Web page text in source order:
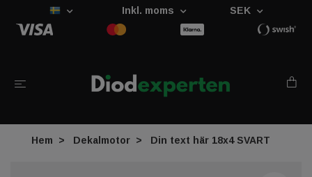
Inkl. moms SEK
Hem Dekalmotor Din text här 18x4 SVART